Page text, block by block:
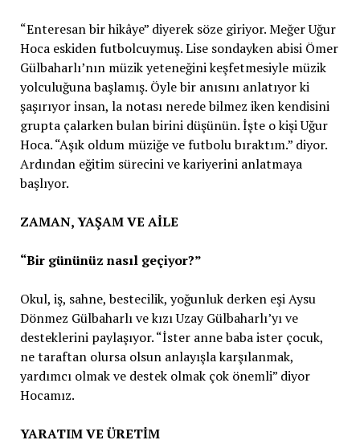
“Enteresan bir hikâye” diyerek söze giriyor. Meğer Uğur
Hoca eskiden futbolcuymuş. Lise sondayken abisi Ömer
Gülbaharlı’nın müzik yeteneğini keşfetmesiyle müzik
yolculuğuna başlamış. Öyle bir anısını anlatıyor ki
şaşırıyor insan, la notası nerede bilmez iken kendisini
grupta çalarken bulan birini düşünün. İşte o kişi Uğur
Hoca. “Aşık oldum müziğe ve futbolu bıraktım.” diyor.
Ardından eğitim sürecini ve kariyerini anlatmaya
başlıyor.
ZAMAN, YAŞAM VE AİLE
“Bir gününüz nasıl geçiyor?”
Okul, iş, sahne, bestecilik, yoğunluk derken eşi Aysu
Dönmez Gülbaharlı ve kızı Uzay Gülbaharlı’yı ve
desteklerini paylaşıyor. “İster anne baba ister çocuk,
ne taraftan olursa olsun anlayışla karşılanmak,
yardımcı olmak ve destek olmak çok önemli” diyor
Hocamız.
YARATIM VE ÜRETİM